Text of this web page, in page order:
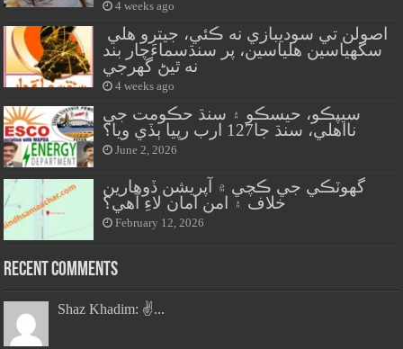
4 weeks ago
سگهياسين هلياسين، پر سنڌسماءَچار بند
نه ٿيڻ گهرجي
4 weeks ago
سيپڪو، حيسڪو ۽ سنڌ حڪومت جي
نااهلي، سنڌ جا127 ارب رپيا ٻڏي ويا؟
June 2, 2026
گهوٽڪي جي ڪچي ۾ آپريشن ڏوهارين
خلاف ۽ امن امان لاءِ آهي؟
February 12, 2026
Recent Comments
Shaz Khadim: ✌️...